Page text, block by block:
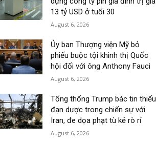
13 tỷ USD ở tuổi 30
August 6, 2026
Ủy ban Thượng viện Mỹ bỏ
phiếu buộc tội khinh thị Quốc
hội đối với ông Anthony Fauci
August 6, 2026
Tổng thống Trump bác tin thiếu
đạn dược trong chiến sự với
Iran, đe dọa phạt tù kẻ rò rỉ
August 6, 2026